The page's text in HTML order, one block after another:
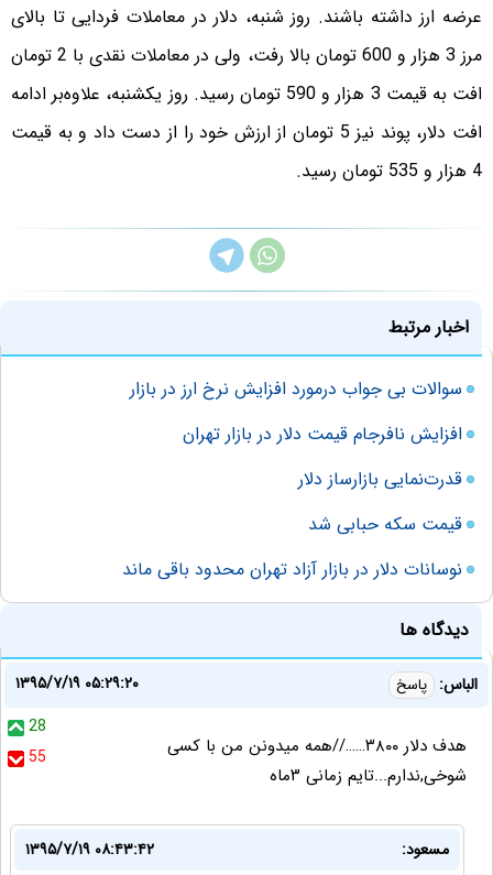
عرضه ارز داشته باشند. روز شنبه، دلار در معاملات فردایی تا بالای
مرز 3 هزار و 600 تومان بالا رفت، ولی در معاملات نقدی با 2 تومان
افت به قیمت 3 هزار و 590 تومان رسید. روز یکشنبه، علاوه‌بر ادامه
افت دلار، پوند نیز 5 تومان از ارزش خود را از دست داد و به قیمت
4 هزار و 535 تومان رسید.
اخبار مرتبط
سوالات بی جواب درمورد افزایش نرخ ارز در بازار
افزایش نافرجام قیمت دلار در بازار تهران
قدرت‌نمایی بازارساز دلار
قیمت سکه حبابی شد
نوسانات دلار در بازار آزاد تهران محدود باقی ماند
دیدگاه ها
الباس: پاسخ
۱۳۹۵/۷/۱۹ ۰۵:۲۹:۲۰
28
55
هدف دلار ۳۸۰۰……//همه میدونن من با کسی
شوخی,ندارم...تایم زمانی ۳ماه
مسعود:
۱۳۹۵/۷/۱۹ ۰۸:۴۳:۴۲